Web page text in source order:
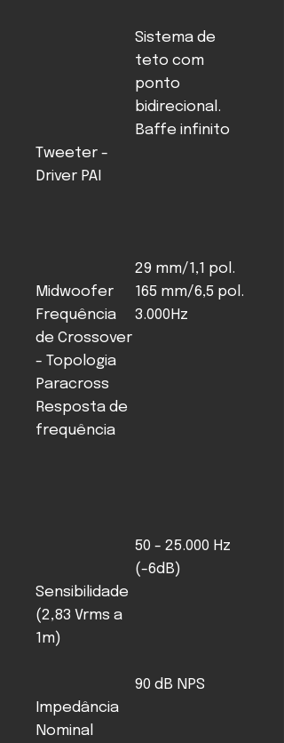
Sistema de
teto com
ponto
bidirecional.
Baffe infinito
Tweeter -
Driver PAI
29 mm/1,1 pol.
Midwoofer
165 mm/6,5 pol.
Frequência
de Crossover
- Topologia
Paracross
3.000Hz
Resposta de
frequência
50 - 25.000 Hz
(-6dB)
Sensibilidade
(2,83 Vrms a
1m)
90 dB NPS
Impedância
Nominal